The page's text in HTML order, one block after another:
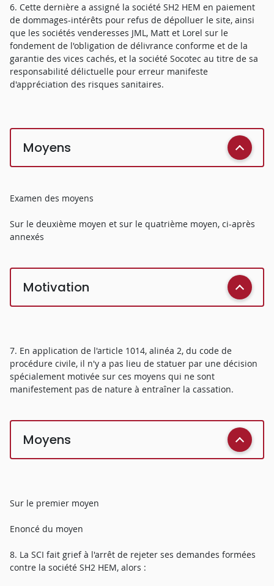
6. Cette dernière a assigné la société SH2 HEM en paiement
de dommages-intérêts pour refus de dépolluer le site, ainsi
que les sociétés venderesses JML, Matt et Lorel sur le
fondement de l'obligation de délivrance conforme et de la
garantie des vices cachés, et la société Socotec au titre de sa
responsabilité délictuelle pour erreur manifeste
d'appréciation des risques sanitaires.
Moyens
Examen des moyens
Sur le deuxième moyen et sur le quatrième moyen, ci-après
annexés
Motivation
7. En application de l'article 1014, alinéa 2, du code de
procédure civile, il n'y a pas lieu de statuer par une décision
spécialement motivée sur ces moyens qui ne sont
manifestement pas de nature à entraîner la cassation.
Moyens
Sur le premier moyen
Enoncé du moyen
8. La SCI fait grief à l'arrêt de rejeter ses demandes formées
contre la société SH2 HEM, alors :